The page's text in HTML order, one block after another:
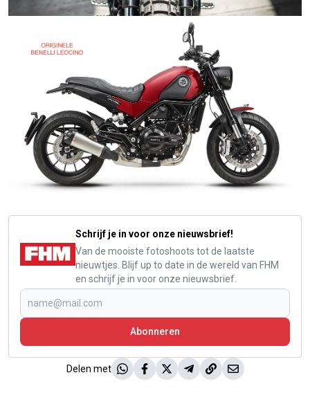
Schrijf je in voor onze nieuwsbrief!
Van de mooiste fotoshoots tot de laatste
nieuwtjes. Blijf up to date in de wereld van FHM
en schrijf je in voor onze nieuwsbrief.
Abonneren
Delen met